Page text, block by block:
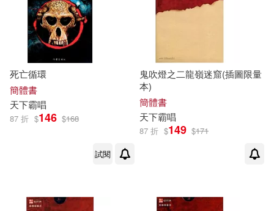
死亡循環
簡體書
天下霸唱
87 折 $146 $168
試閱
鬼吹燈之二龍嶺迷窟(插圖限量
本)
簡體書
天下霸唱
87 折 $149 $171